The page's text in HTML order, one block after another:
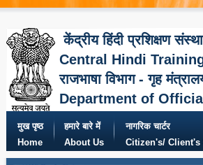
केंद्रीय हिंदी प्रशिक्षण
Central Hindi
राजभाषा विभाग - गृह
Department of
मुख पृष्ठ
Home
हमारे बारे में
About Us
नागरिक चार्टर
Citizen's/ Client's